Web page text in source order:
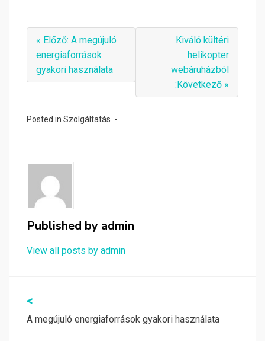
« Előző: A megújuló
energiaforrások
gyakori használata
Kiváló kültéri
helikopter
webáruházból
:Következő »
Posted in Szolgáltatás
Published by admin
View all posts by admin
Bejegyzés
navigáció
<
A megújuló energiaforrások gyakori használata